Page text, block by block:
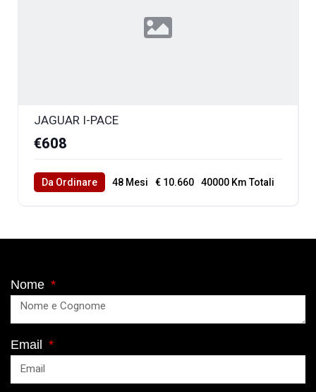
JAGUAR I-PACE
€608
Da Ordinare 48 Mesi € 10.660 40000 Km Totali
Nome
Email